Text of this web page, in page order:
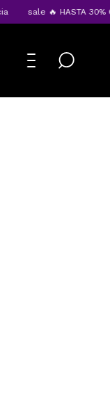
sale 🔥 HASTA 30% OFF